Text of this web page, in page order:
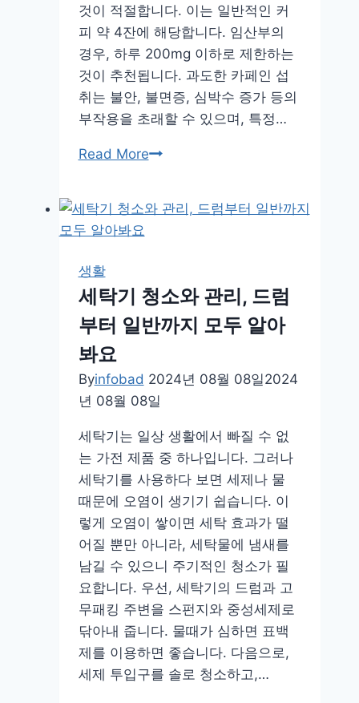
이
라
는
사
실!
것이 적절합니다. 이는 일반적인 커
피 약 4잔에 해당합니다. 임산부의
경우, 하루 200mg 이하로 제한하는
것이 추천됩니다. 과도한 카페인 섭
취는 불안, 불면증, 심박수 증가 등의
부작용을 초래할 수 있으며, 특정…
Read More커
능
하
루
장
카
인
섭
취
량
에
맞
춰
즐
겨
요
생활
세탁기 청소와 관리, 드럼
부터 일반까지 모두 알아
봐요
Byinfobad 2024년 08월 08일2024
년 08월 08일
세탁기는 일상 생활에서 빠질 수 없
는 가전 제품 중 하나입니다. 그러나
세탁기를 사용하다 보면 세제나 물
때문에 오염이 생기기 쉽습니다. 이
렇게 오염이 쌓이면 세탁 효과가 떨
어질 뿐만 아니라, 세탁물에 냄새를
남길 수 있으니 주기적인 청소가 필
요합니다. 우선, 세탁기의 드럼과 고
무패킹 주변을 스펀지와 중성세제로
닦아내 줍니다. 물때가 심하면 표백
제를 이용하면 좋습니다. 다음으로,
세제 투입구를 솔로 청소하고,…